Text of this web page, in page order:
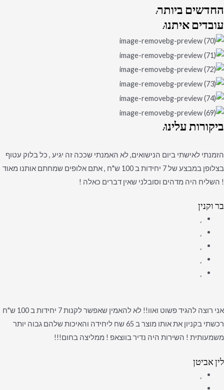
החדשיםביותר:
עובדיםאיתנו:
ביקורותעלינו:
הזמנתי לאישתי ביום הנישואים, לא האמנתי שככה זה יגיע , כל בלוק עטוף
בצלופן במבצע של 7 יחידות ב 100 ש"ח , אתם אלופים שמחתם אותנו מאוד
! השליח היה מדהים וסובלני שאין דברים כאלה !
בר וקנין
אני רוצה להגיד פשוט ואוו!! לא להאמין שאפשר לקנות 7 יחידות ב 100 ש"ח
רכשתי בקניון את אותו מוצר ב 65 שח ליחידה והאיכות שלהם גבוה יותר
משמעותית ! השירות היה נדיר בווצאפ ! ממליצה בחום!!!
לין אביטן